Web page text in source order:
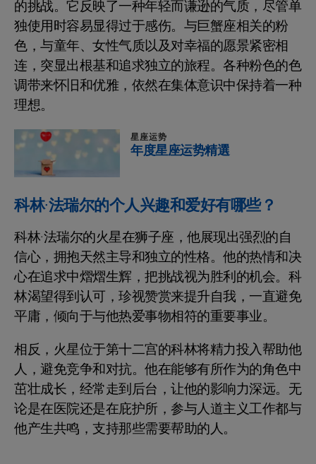
的挑战。它反映了一种年轻而谦逊的气质，尽管单
独使用时容易显得过于感伤。与巨蟹座相关的粉
色，与童年、女性气质以及对幸福的愿景紧密相
连，突显出根基和追求独立的旅程。各种粉色的色
调带来怀旧和优雅，依然在集体意识中保持着一种
理想。
星座运势
年度星座运势精選
科林·法瑞尔的个人兴趣和爱好有哪些？
科林·法瑞尔的火星在狮子座，他展现出强烈的自
信心，拥抱天然主导和独立的性格。他的热情和决
心在追求中熠熠生辉，把挑战视为胜利的机会。科
林渴望得到认可，珍视赞赏来提升自我，一直避免
平庸，倾向于与他热爱事物相符的重要事业。
相反，火星位于第十二宫的科林将精力投入帮助他
人，避免竞争和对抗。他在能够有所作为的角色中
茁壮成长，经常走到后台，让他的影响力深远。无
论是在医院还是在庇护所，参与人道主义工作都与
他产生共鸣，支持那些需要帮助的人。